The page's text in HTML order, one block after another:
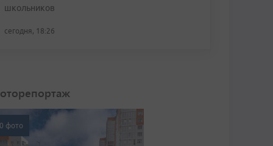
школьников
сегодня, 18:26
фото